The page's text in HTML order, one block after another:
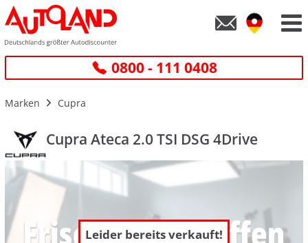
0800 - 111 0408
Marken Cupra
Cupra Ateca 2.0 TSI DSG 4Drive
Leider bereits verkauft!